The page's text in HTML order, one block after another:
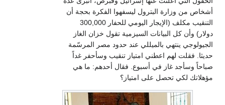
أشخاص من وزارة البترول ليسفهوا الفكرة بحجة أن
التنقيب مكلف (الإيجار اليومي للحفار 300,000
دولار) وأن كل البيانات السيزمية تقول خزان الغاز
الجيولوجي ينتهي بالميللي عند حدود مصر المرسّمة
حديثا. فقلت لهم اعطني امتياز تنقيب وسأحفر غداً
صباحاً وسأجد غاز في أسبوع. فقال أحدهم: ما هي
مؤهلاتك لكي تحصل على امتياز؟